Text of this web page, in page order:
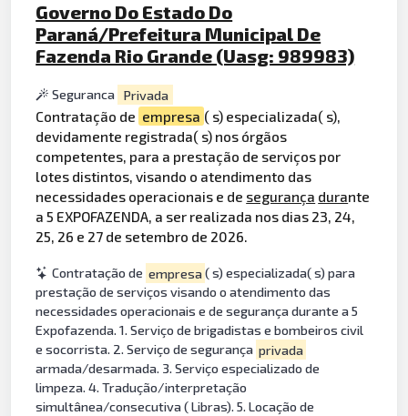
Governo Do Estado Do
Paraná/Prefeitura Municipal De
Fazenda Rio Grande (Uasg: 989983)
Seguranca Privada
Contratação de empresa ( s) especializada( s),
devidamente registrada( s) nos órgãos
competentes, para a prestação de serviços por
lotes distintos, visando o atendimento das
necessidades operacionais e de segurança durante
a 5 EXPOFAZENDA, a ser realizada nos dias 23, 24,
25, 26 e 27 de setembro de 2026.
Contratação de empresa( s) especializada( s) para
prestação de serviços visando o atendimento das
necessidades operacionais e de segurança durante a 5
Expofazenda. 1. Serviço de brigadistas e bombeiros civil
e socorrista. 2. Serviço de segurança privada
armada/desarmada. 3. Serviço especializado de
limpeza. 4. Tradução/interpretação
simultânea/consecutiva ( Libras). 5. Locação de